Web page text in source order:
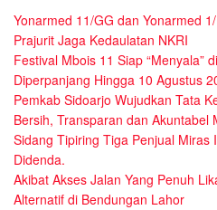
Yonarmed 11/GG dan Yonarmed
Prajurit Jaga Kedaulatan NKRI
Festival Mbois 11 Siap “Menyala”
Diperpanjang Hingga 10 Agustus
Pemkab Sidoarjo Wujudkan Tata
Bersih, Transparan dan Akuntabel
Sidang Tipiring Tiga Penjual Miras
Didenda.
Akibat Akses Jalan Yang Penuh
Alternatif di Bendungan Lahor